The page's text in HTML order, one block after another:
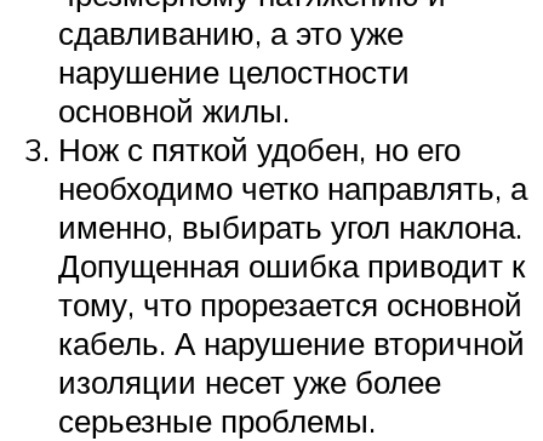
сдавливанию, а это уже
нарушение целостности
основной жилы.
Нож с пяткой удобен, но его
необходимо четко направлять, а
именно, выбирать угол наклона.
Допущенная ошибка приводит к
тому, что прорезается основной
кабель. А нарушение вторичной
изоляции несет уже более
серьезные проблемы.